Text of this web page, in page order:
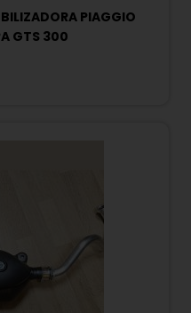
PIAGGIO
GTS 300